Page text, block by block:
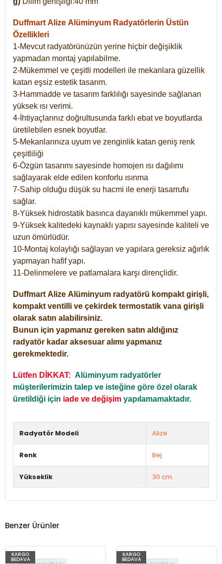
Duffmart Alize Alüminyum Radyatörlerin Üstün
Özellikleri
1-Mevcut radyatörünüzün yerine hiçbir değişiklik
yapmadan montaj yapılabilme.
2-Mükemmel ve çeşitli modelleri ile mekanlara güzellik
katan eşsiz estetik tasarım.
3-Hammadde ve tasarım farklılığı sayesinde sağlanan
yüksek ısı verimi.
4-İhtiyaçlarınız doğrultusunda farklı ebat ve boyutlarda
üretilebilen esnek boyutlar.
5-Mekanlarınıza uyum ve zenginlik katan geniş renk
çeşitliliği
6-Özgün tasarımı sayesinde homojen ısı dağılımı
sağlayarak elde edilen konforlu ısınma
7-Sahip olduğu düşük su hacmi ile enerji tasarrufu
sağlar.
8-Yüksek hidrostatik basınca dayanıklı mükemmel yapı.
9-Yüksek kalitedeki kaynaklı yapısı sayesinde kaliteli ve
uzun ömürlüdür.
10-Montaj kolaylığı sağlayan ve yapılara gereksiz ağırlık
yapmayan hafif yapı.
11-Delinmelere ve patlamalara karşı dirençlidir.
Duffmart Alize Alüminyum radyatörü kompakt girişli,
kompakt ventilli ve çekirdek termostatik vana girişli
olarak satın alabilirsiniz.
Bunun için yapmanız gereken satın aldığınız
radyatör kadar aksesuar alımı yapmanız
gerekmektedir.
Lütfen DİKKAT: Alüminyum radyatörler
müşterilerimizin talep ve isteğine göre özel olarak
üretildiği için iade ve değişim yapılamamaktadır.
Radyatör Modeli Alize
Renk Bej
Yükseklik 30 cm.
Benzer Ürünler
KARGO
BEDAVA
KARGO
BEDAVA